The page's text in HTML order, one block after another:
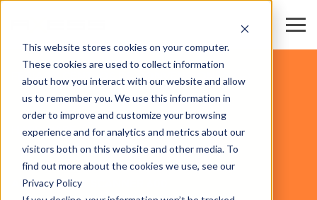
This website stores cookies on your computer.
These cookies are used to collect information
about how you interact with our website and allow
us to remember you. We use this information in
order to improve and customize your browsing
experience and for analytics and metrics about our
visitors both on this website and other media. To
find out more about the cookies we use, see our
Privacy Policy
AXESS SMART SCANNER 600
HARDWARE
FERIAS Y CENTROS DE CONVENCIONES